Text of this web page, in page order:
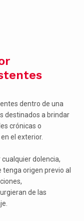
dentro de una
destinados a brindar
crónicas o
el exterior.
dolencia,
origen previo al
de las